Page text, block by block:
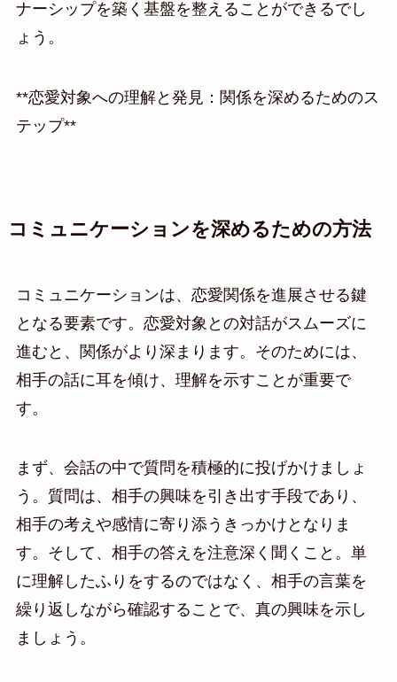
ナーシップを築く基盤を整えることができるでし
ょう。
**恋愛対象への理解と発見：関係を深めるためのス
テップ**
コミュニケーションを深めるための方法
コミュニケーションは、恋愛関係を進展させる鍵
となる要素です。恋愛対象との対話がスムーズに
進むと、関係がより深まります。そのためには、
相手の話に耳を傾け、理解を示すことが重要で
す。
まず、会話の中で質問を積極的に投げかけましょ
う。質問は、相手の興味を引き出す手段であり、
相手の考えや感情に寄り添うきっかけとなりま
す。そして、相手の答えを注意深く聞くこと。単
に理解したふりをするのではなく、相手の言葉を
繰り返しながら確認することで、真の興味を示し
ましょう。